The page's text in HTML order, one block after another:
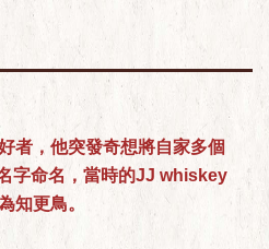
者 ，他突發奇想將自家多個
字命名，當時的JJ whiskey
知更鳥。